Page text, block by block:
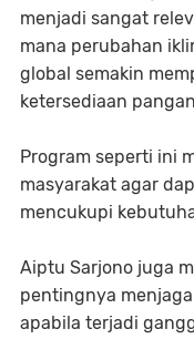
menjadi sangat
mana perubahan
global semakin
ketersediaan
Program seperti ini
masyarakat agar
mencukupi
Aiptu Sarjono juga
pentingnya
apabila terjadi